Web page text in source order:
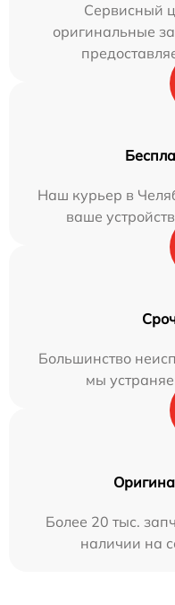
Сервисный
оригинальные
Наш курьер в
ваше
Большинство
мы
Более 20 тыс.
наличии на